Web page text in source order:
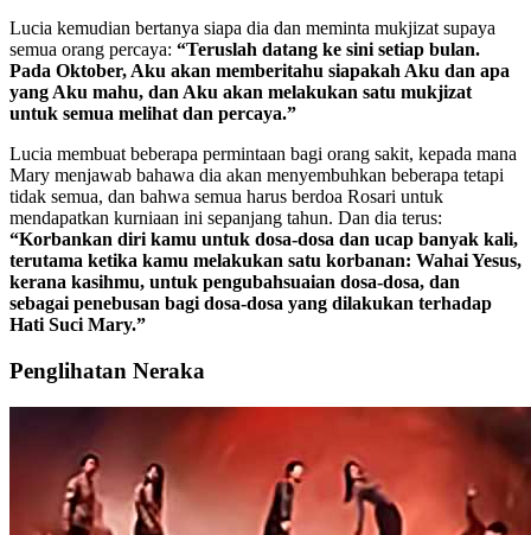
Lucia kemudian bertanya siapa dia dan meminta mukjizat supaya
semua orang percaya: “Teruslah datang ke sini setiap bulan.
Pada Oktober, Aku akan memberitahu siapakah Aku dan apa
yang Aku mahu, dan Aku akan melakukan satu mukjizat
untuk semua melihat dan percaya.”
Lucia membuat beberapa permintaan bagi orang sakit, kepada mana
Mary menjawab bahawa dia akan menyembuhkan beberapa tetapi
tidak semua, dan bahwa semua harus berdoa Rosari untuk
mendapatkan kurniaan ini sepanjang tahun. Dan dia terus:
“Korbankan diri kamu untuk dosa-dosa dan ucap banyak kali,
terutama ketika kamu melakukan satu korbanan: Wahai Yesus,
kerana kasihmu, untuk pengubahsuaian dosa-dosa, dan
sebagai penebusan bagi dosa-dosa yang dilakukan terhadap
Hati Suci Mary.”
Penglihatan Neraka